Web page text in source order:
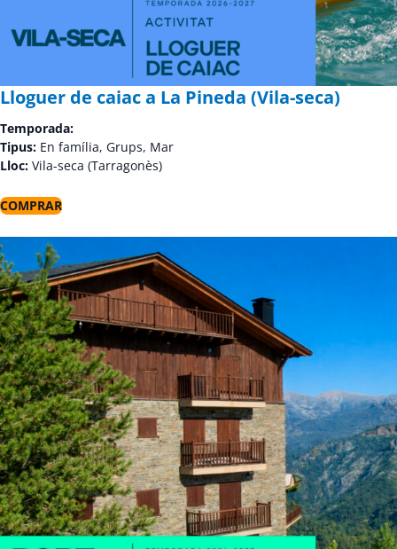
Lloguer de caiac a La Pineda (Vila-seca)
Temporada:
Tipus: En família, Grups, Mar
Lloc: Vila-seca (Tarragonès)
COMPRAR